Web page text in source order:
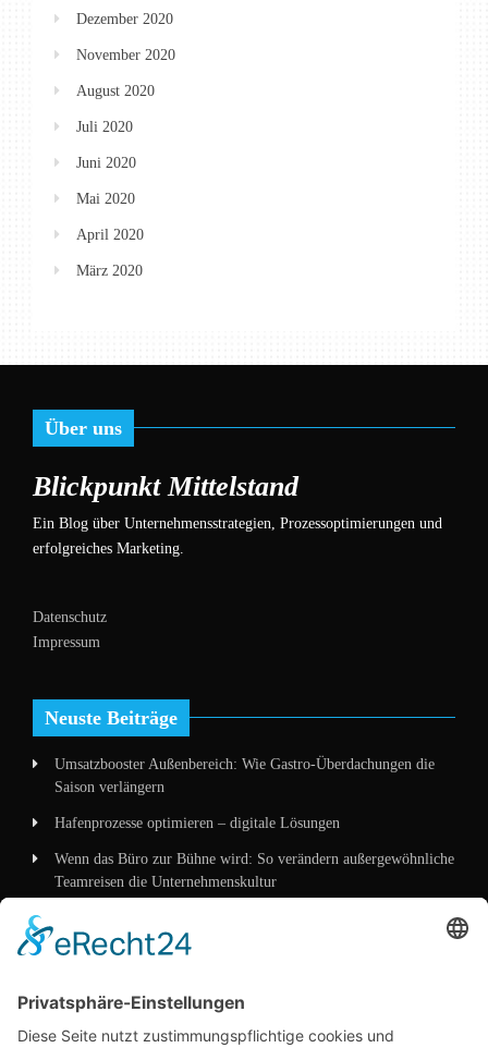
Dezember 2020
November 2020
August 2020
Juli 2020
Juni 2020
Mai 2020
April 2020
März 2020
Über uns
Blickpunkt Mittelstand
Ein Blog über Unternehmensstrategien, Prozessoptimierungen und
erfolgreiches Marketing.
Datenschutz
Impressum
Neuste Beiträge
Umsatzbooster Außenbereich: Wie Gastro-Überdachungen die
Saison verlängern
Hafenprozesse optimieren – digitale Lösungen
Wenn das Büro zur Bühne wird: So verändern außergewöhnliche
Teamreisen die Unternehmenskultur
Mittelstandskonzepte 2026 Kunden überzeugen
Kategorien